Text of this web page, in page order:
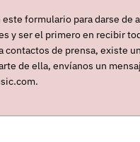
raves y en la
hacia donde estaban
subirse con ellos al
Ryder al frente,
que
Stone Roses.
sin el que cuesta
formulario para darse de
y ser el primero en recibir
contactos de prensa, existe
de ella, envíanos un